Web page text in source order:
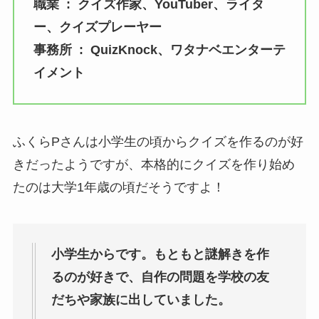
職業 : クイズ作家、YouTuber、ライタ
ー、クイズプレーヤー
事務所 : QuizKnock、ワタナベエンターテ
イメント
ふくらPさんは小学生の頃からクイズを作るのが好
きだったようですが、本格的にクイズを作り始め
たのは大学1年歳の頃だそうですよ！
小学生からです。もともと謎解きを作
るのが好きで、自作の問題を学校の友
だちや家族に出していました。